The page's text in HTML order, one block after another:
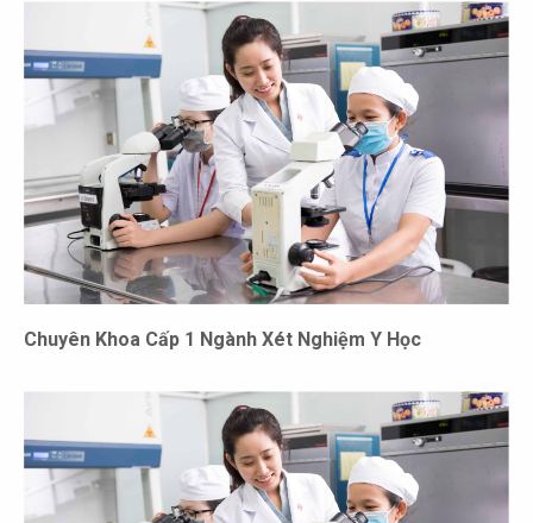
Chuyên Khoa Cấp 1 Ngành Xét Nghiệm Y Học